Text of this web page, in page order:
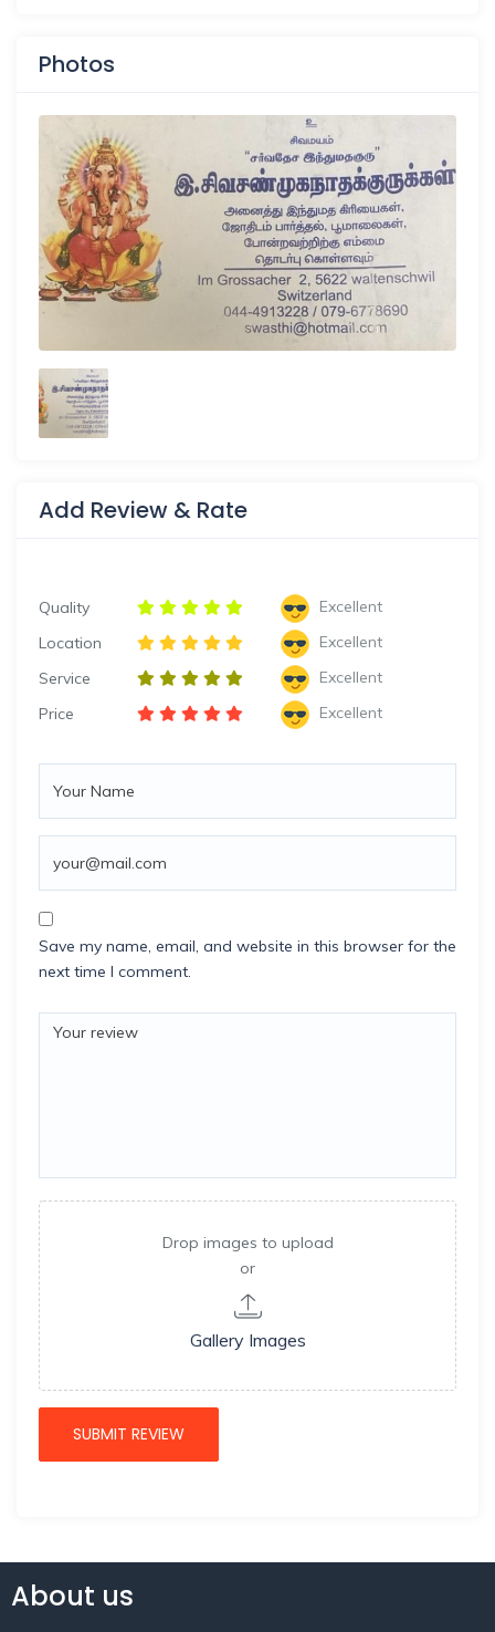
Photos
Add Review & Rate
Quality
Excellent
Location
Excellent
Service
Excellent
Price
Excellent
Save my name, email, and website in this browser for the
next time I comment.
Drop images to upload
or
Gallery Images
About us